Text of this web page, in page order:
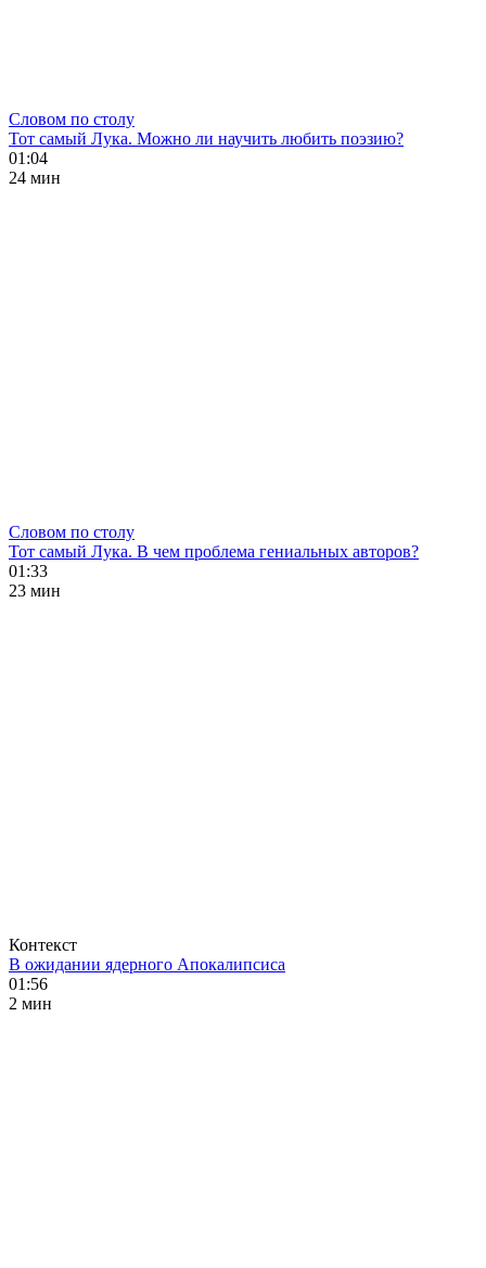
Словом по столу
Тот самый Лука. Можно ли научить любить поэзию?
01:04
24 мин
Словом по столу
Тот самый Лука. В чем проблема гениальных авторов?
01:33
23 мин
Контекст
В ожидании ядерного Апокалипсиса
01:56
2 мин